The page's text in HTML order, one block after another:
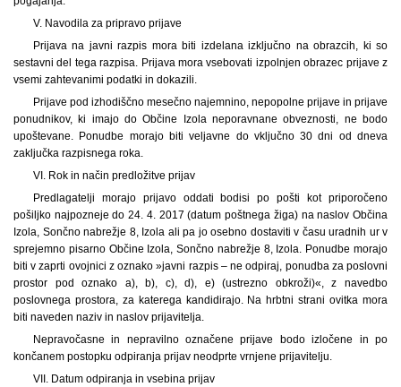
V. Navodila za pripravo prijave
Prijava na javni razpis mora biti izdelana izključno na obrazcih, ki so
sestavni del tega razpisa. Prijava mora vsebovati izpolnjen obrazec prijave z
vsemi zahtevanimi podatki in dokazili.
Prijave pod izhodiščno mesečno najemnino, nepopolne prijave in prijave
ponudnikov, ki imajo do Občine Izola neporavnane obveznosti, ne bodo
upoštevane. Ponudbe morajo biti veljavne do vključno 30 dni od dneva
zaključka razpisnega roka.
VI. Rok in način predložitve prijav
Predlagatelji morajo prijavo oddati bodisi po pošti kot priporočeno
pošiljko najpozneje do 24. 4. 2017 (datum poštnega žiga) na naslov Občina
Izola, Sončno nabrežje 8, Izola ali pa jo osebno dostaviti v času uradnih ur v
sprejemno pisarno Občine Izola, Sončno nabrežje 8, Izola. Ponudbe morajo
biti v zaprti ovojnici z oznako »javni razpis – ne odpiraj, ponudba za poslovni
prostor pod oznako a), b), c), d), e) (ustrezno obkroži)«, z navedbo
poslovnega prostora, za katerega kandidirajo. Na hrbtni strani ovitka mora
biti naveden naziv in naslov prijavitelja.
Nepravočasne in nepravilno označene prijave bodo izločene in po
končanem postopku odpiranja prijav neodprte vrnjene prijavitelju.
VII. Datum odpiranja in vsebina prijav